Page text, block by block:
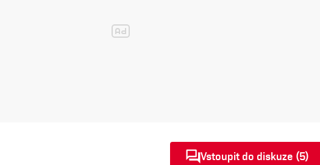
Vstoupit do diskuze (5)